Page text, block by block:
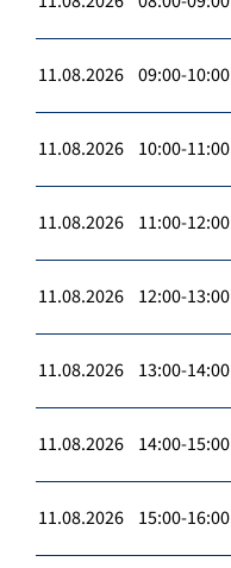
11.08.2026 09:00-10:00
11.08.2026 10:00-11:00
11.08.2026 11:00-12:00
11.08.2026 12:00-13:00
11.08.2026 13:00-14:00
11.08.2026 14:00-15:00
11.08.2026 15:00-16:00